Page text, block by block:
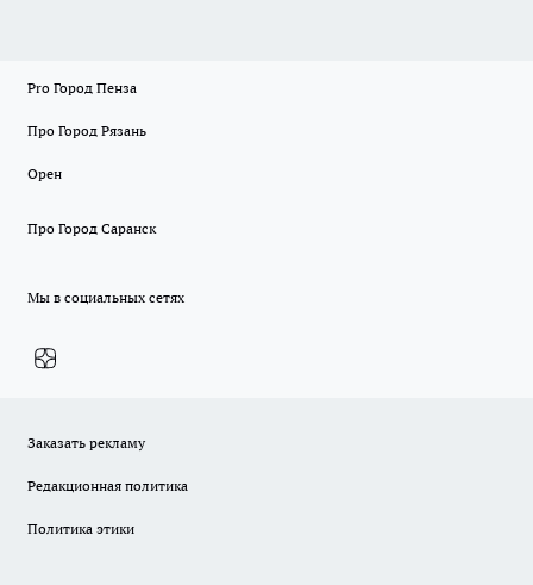
Pro Город Пенза
Про Город Рязань
Орен
Про Город Саранск
Мы в социальных сетях
Заказать рекламу
Редакционная политика
Политика этики